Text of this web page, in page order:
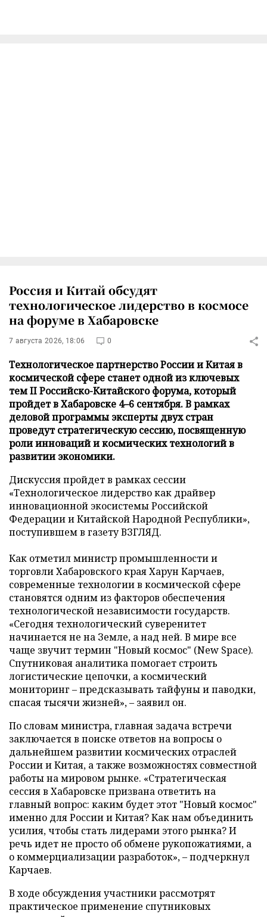
Россия и Китай обсудят
технологическое лидерство в космосе
на форуме в Хабаровске
7 августа 2026, 18:06 0
Технологическое партнерство России и Китая в
космической сфере станет одной из ключевых
тем II Российско-Китайского форума, который
пройдет в Хабаровске 4–6 сентября. В рамках
деловой программы эксперты двух стран
проведут стратегическую сессию, посвященную
роли инноваций и космических технологий в
развитии экономики.
Дискуссия пройдет в рамках сессии
«Технологическое лидерство как драйвер
инновационной экосистемы Российской
Федерации и Китайской Народной Республики»,
поступившем в газету ВЗГЛЯД.
Как отметил министр промышленности и
торговли Хабаровского края Харун Карчаев,
современные технологии в космической сфере
становятся одним из факторов обеспечения
технологической независимости государств.
«Сегодня технологический суверенитет
начинается не на Земле, а над ней. В мире все
чаще звучит термин "Новый космос" (New Space).
Спутниковая аналитика помогает строить
логистические цепочки, а космический
мониторинг – предсказывать тайфуны и паводки,
спасая тысячи жизней», – заявил он.
По словам министра, главная задача встречи
заключается в поиске ответов на вопросы о
дальнейшем развитии космических отраслей
России и Китая, а также возможностях совместной
работы на мировом рынке. «Стратегическая
сессия в Хабаровске призвана ответить на
главный вопрос: каким будет этот "Новый космос"
именно для России и Китая? Как нам объединить
усилия, чтобы стать лидерами этого рынка? И
речь идет не просто об обмене рукопожатиями, а
о коммерциализации разработок», – подчеркнул
Карчаев.
В ходе обсуждения участники рассмотрят
практическое применение спутниковых